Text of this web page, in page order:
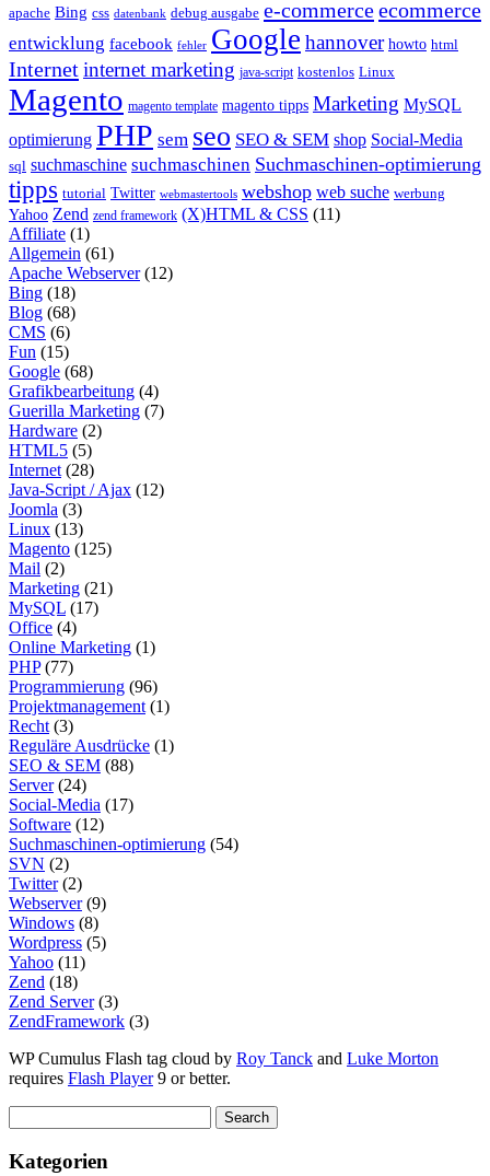
apache Bing css datenbank debug ausgabe e-commerceecommerce
entwicklung facebook fehler Google hannover howto html
Internetinternet marketing java-script kostenlos Linux
Magento magento template magento tipps Marketing MySQL
optimierung PHP sem seo SEO & SEM shop Social-Media
sql suchmaschine suchmaschinen Suchmaschinen-optimierung
tipps tutorial Twitter webmastertools webshop web suche werbung
Yahoo Zend zend framework (X)HTML & CSS (11)
Affiliate (1)
Allgemein (61)
Apache Webserver(12)
Bing (18)
Blog (68)
CMS (6)
Fun (15)
Google (68)
Grafikbearbeitung (4)
Guerilla Marketing (7)
Hardware (2)
HTML5 (5)
Internet(28)
Java-Script / Ajax (12)
Joomla (3)
Linux (13)
Magento (125)
Mail (2)
Marketing (21)
MySQL (17)
Office (4)
Online Marketing (1)
PHP(77)
Programmierung (96)
Projektmanagement(1)
Recht(3)
Reguläre Ausdrücke (1)
SEO & SEM (88)
Server(24)
Social-Media (17)
Software (12)
Suchmaschinen-optimierung (54)
SVN (2)
Twitter(2)
Webserver(9)
Windows (8)
Wordpress (5)
Yahoo (11)
Zend (18)
Zend Server(3)
ZendFramework (3)
WP Cumulus Flash tag cloud by Roy Tanck and Luke Morton
requires Flash Player9 or better.
Kategorien